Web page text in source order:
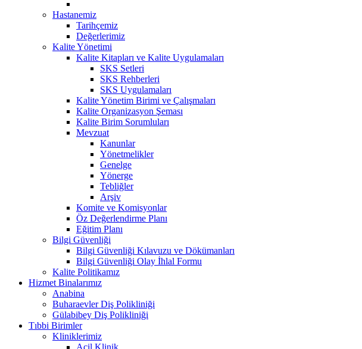
Hastanemiz
Tarihçemiz
Değerlerimiz
Kalite Yönetimi
Kalite Kitapları ve Kalite Uygulamaları
SKS Setleri
SKS Rehberleri
SKS Uygulamaları
Kalite Yönetim Birimi ve Çalışmaları
Kalite Organizasyon Şeması
Kalite Birim Sorumluları
Mevzuat
Kanunlar
Yönetmelikler
Genelge
Yönerge
Tebliğler
Arşiv
Komite ve Komisyonlar
Öz Değerlendirme Planı
Eğitim Planı
Bilgi Güvenliği
Bilgi Güvenliği Kılavuzu ve Dökümanları
Bilgi Güvenliği Olay İhlal Formu
Kalite Politikamız
Hizmet Binalarımız
Anabina
Buharaevler Diş Polikliniği
Gülabibey Diş Polikliniği
Tıbbi Birimler
Kliniklerimiz
Acil Klinik